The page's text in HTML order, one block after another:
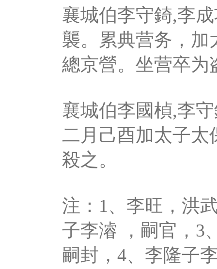
襄城伯李守錡,李
襲。累典营务，加
總京營。坐营卒为
襄城伯李國楨,李
二月己酉加太子太
殺之。
注：1、李旺，洪
子李濬 ，嗣官，3
嗣封，4、李隆子